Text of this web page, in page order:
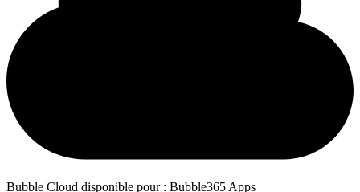
Bubble Cloud disponible pour : Bubble365 Apps